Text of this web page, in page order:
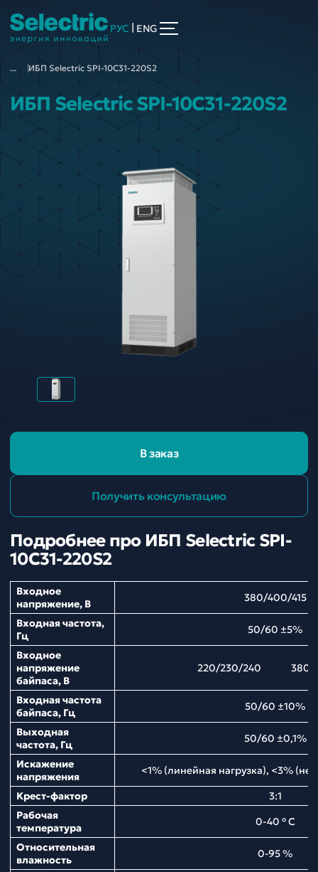
РУС ENG
... ИБП Selectric SPI-10C31-220S2
ИБП Selectric SPI-10C31-220S2
В заказ
Получить консультацию
Подробнее про ИБП Selectric SPI-
10C31-220S2
Входное
напряжение, В
380/400/415
Входная частота,
Гц
50/60 ±5%
Входное
напряжение
байпаса, В
220/230/240 380/
Входная частота
байпаса, Гц
50/60 ±10%
Выходная
частота, Гц
50/60 ±0,1%
Искажение
напряжения
<1% (линейная нагрузка), <3%
Крест-фактор
3:1
Рабочая
температура
0-40 ° С
Относительная
влажность
0-95 %